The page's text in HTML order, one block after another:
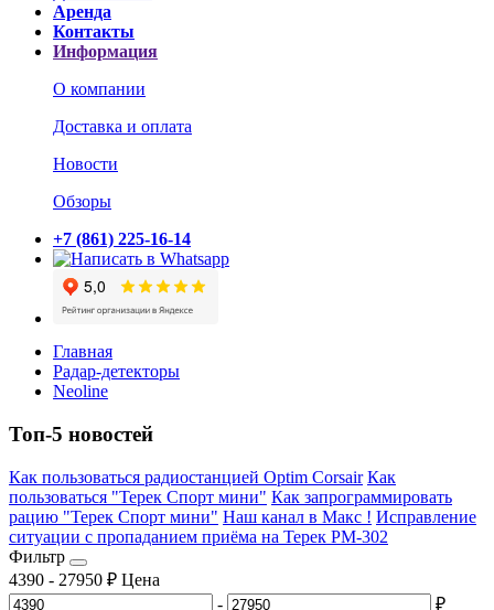
Аренда
Контакты
Информация
О компании
Доставка и оплата
Новости
Обзоры
+7 (861) 225-16-14
Главная
Радар-детекторы
Neoline
Топ-5 новостей
Как пользоваться радиостанцией Optim Corsair Как
пользоваться "Терек Спорт мини" Как запрограммировать
рацию "Терек Спорт мини" Наш канал в Макс ! Исправление
ситуации с пропаданием приёма на Терек РМ-302
Фильтр
4390 - 27950 ₽ Цена
-
₽